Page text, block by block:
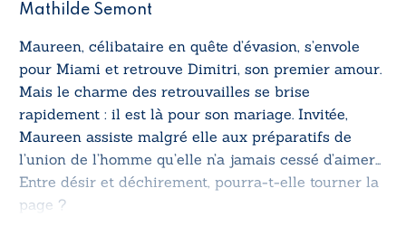
Mathilde Semont
Maureen, célibataire en quête d’évasion, s’envole
pour Miami et retrouve Dimitri, son premier amour.
Mais le charme des retrouvailles se brise
rapidement : il est là pour son mariage. Invitée,
Maureen assiste malgré elle aux préparatifs de
l’union de l’homme qu’elle n’a jamais cessé d’aimer…
Entre désir et déchirement, pourra-t-elle tourner la
page ?